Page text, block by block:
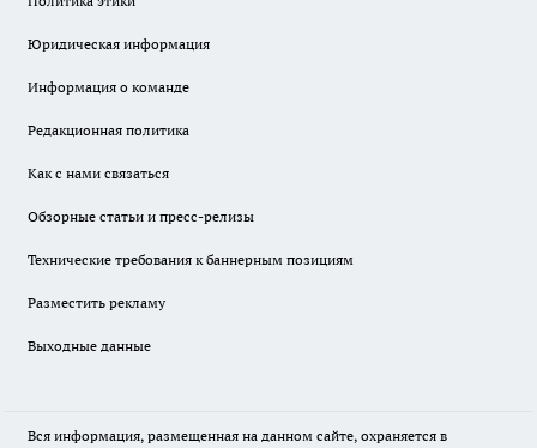
Юридическая информация
Информация о команде
Редакционная политика
Как с нами связаться
Обзорные статьи и пресс-релизы
Технические требования к баннерным позициям
Разместить рекламу
Выходные данные
Вся информация, размещенная на данном сайте, охраняется в